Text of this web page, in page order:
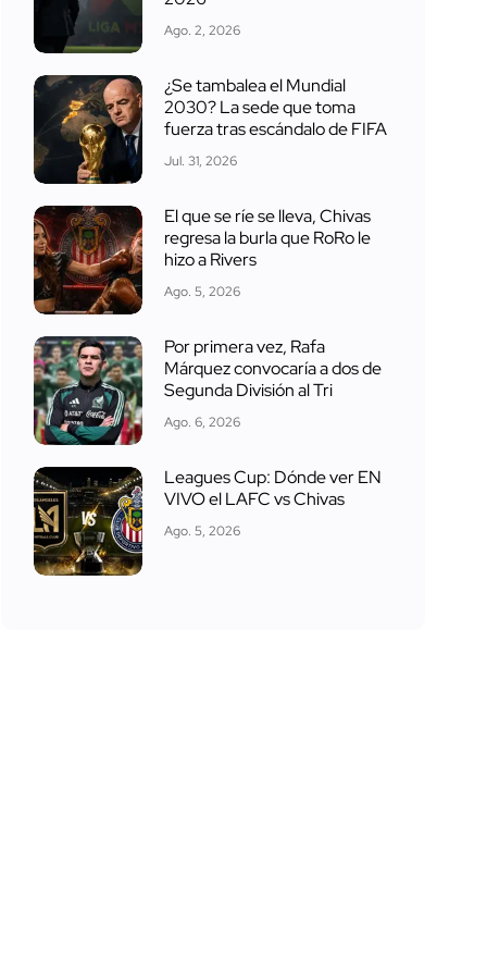
Ago. 2, 2026
¿Se tambalea el Mundial
2030? La sede que toma
fuerza tras escándalo de FIFA
Jul. 31, 2026
El que se ríe se lleva, Chivas
regresa la burla que RoRo le
hizo a Rivers
Ago. 5, 2026
Por primera vez, Rafa
Márquez convocaría a dos de
Segunda División al Tri
Ago. 6, 2026
Leagues Cup: Dónde ver EN
VIVO el LAFC vs Chivas
Ago. 5, 2026